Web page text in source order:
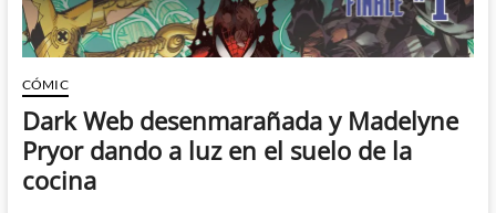
CÓMIC
Dark Web desenmarañada y Madelyne
Pryor dando a luz en el suelo de la
cocina